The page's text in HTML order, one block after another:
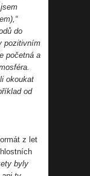
do
pozitivním
početná a
okoukat
od
z let
byly